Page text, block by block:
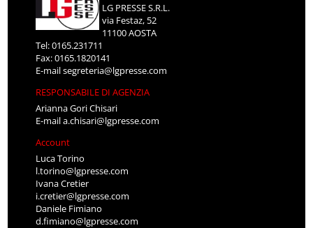
LG PRESSE S.R.L.
via Festaz, 52
11100 AOSTA
Tel: 0165.231711
Fax: 0165.1820141
E-mailsegreteria@lgpresse.com
RESPONSABILE DI AGENZIA
Arianna Gori Chisari
E-maila.chisari@lgpresse.com
Account
Luca Torino
l.torino@lgpresse.com
Ivana Cretier
i.cretier@lgpresse.com
Daniele Fimiano
d.fimiano@lgpresse.com